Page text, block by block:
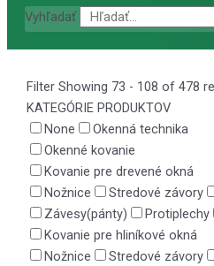
Vyhľadať
FilterShowing 73 - 108 of 478
KATEGÓRIE PRODUKTOV
None
Okenná technika
Okenné kovanie
Kovanie pre drevené okná
Nožnice
Stredové závory
Závesy(pánty)
Protiplechy
Kovanie pre hliníkové okná
Nožnice
Stredové závory